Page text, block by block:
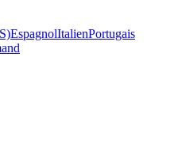
EspagnolItalienPortugais